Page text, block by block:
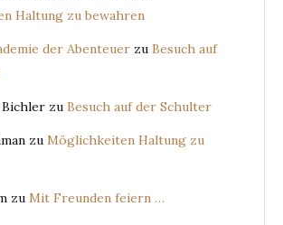
Haltung zu bewahren
der Abenteuer zu Besuch auf
Bichler zu Besuch auf der Schulter
zu Möglichkeiten Haltung zu
zu Mit Freunden feiern …